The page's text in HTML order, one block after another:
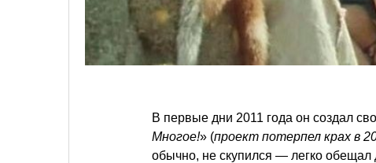
В первые дни 2011 года он создал
Многое!» (проект потерпел крах в
обычно, не скупился — легко